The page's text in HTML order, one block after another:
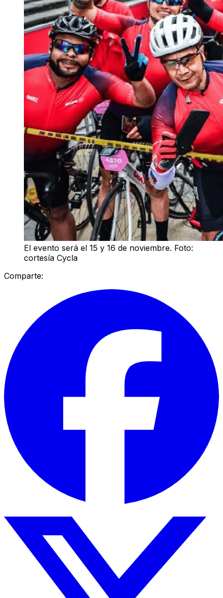
El evento será el 15 y 16 de noviembre. Foto:
cortesía Cycla
Comparte: